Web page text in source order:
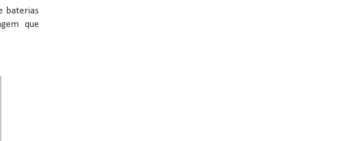
baterias
que